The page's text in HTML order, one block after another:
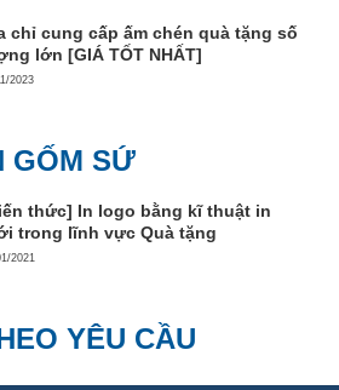
chỉ cung cấp ấm chén quà tặng số
lớn [GIÁ TỐT NHẤT]
2023
GỐM SỨ
thức] In logo bằng kĩ thuật in
trong lĩnh vực Quà tặng
2021
YÊU CẦU